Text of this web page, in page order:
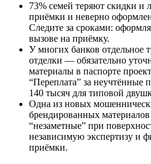
73% семей теряют скидки и
приёмки и неверно
Следите за сроками:
вызове на приёмку.
У многих банков отдельное
отделки — обязательно
материалы в паспорте
“Переплата” за неучтённые
140 тысяч для типовой
Одна из новых
брендированных
“незаметные” при
независимую экспертизу и
приёмки.